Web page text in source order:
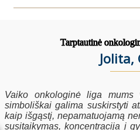
Tarptautinė
Jolita,
Vaiko onkologinė liga
simboliškai galima suskirstyti
kaip išgąstį, nepamatuojamą
susitaikymas, koncentracija į